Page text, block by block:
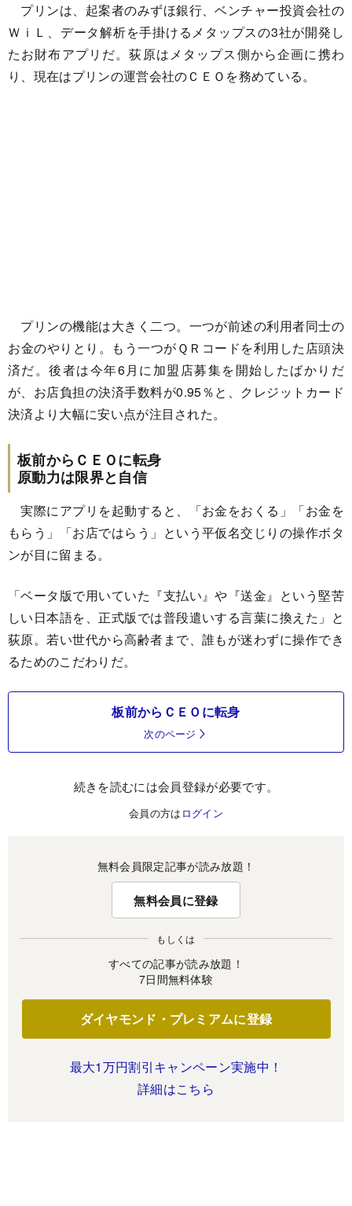
プリンは、起案者のみずほ銀行、ベンチャー投資会社の
ＷｉＬ、データ解析を手掛けるメタップスの3社が開発し
たお財布アプリだ。荻原はメタップス側から企画に携わ
り、現在はプリンの運営会社のＣＥＯを務めている。
プリンの機能は大きく二つ。一つが前述の利用者同士の
お金のやりとり。もう一つがＱＲコードを利用した店頭決
済だ。後者は今年6月に加盟店募集を開始したばかりだ
が、お店負担の決済手数料が0.95％と、クレジットカード
決済より大幅に安い点が注目された。
板前からＣＥＯに転身
原動力は限界と自信
実際にアプリを起動すると、「お金をおくる」「お金を
もらう」「お店ではらう」という平仮名交じりの操作ボタ
ンが目に留まる。
「ベータ版で用いていた『支払い』や『送金』という堅苦
しい日本語を、正式版では普段遣いする言葉に換えた」と
荻原。若い世代から高齢者まで、誰もが迷わずに操作でき
るためのこだわりだ。
板前からＣＥＯに転身
次のページ
続きを読むには会員登録が必要です。
会員の方は ログイン
無料会員限定記事が読み放題！
無料会員に登録
もしくは
すべての記事が読み放題！
7日間無料体験
ダイヤモンド・プレミアムに登録
最大1万円割引キャンペーン実施中！
詳細はこちら